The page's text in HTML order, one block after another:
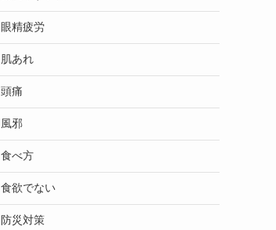
眼精疲労
肌あれ
頭痛
風邪
食べ方
食欲でない
防災対策